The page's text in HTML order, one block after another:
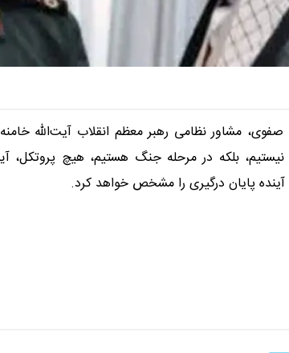
مشاور نظامی رهبر معظم انقلاب آیت‌الله
بلکه در مرحله جنگ هستیم، هیچ پروتکل،
پایان درگیری را مشخص خواهد کرد.